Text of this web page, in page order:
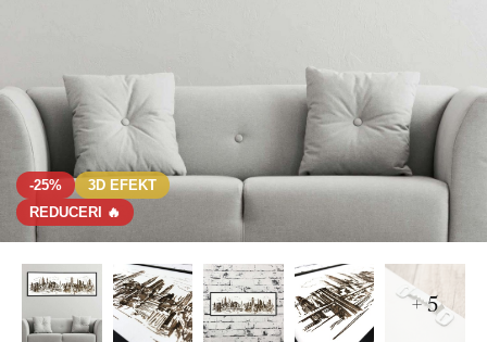
-25%
3D EFEKT
REDUCERI 🔥
+ 5